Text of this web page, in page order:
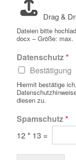
Drag &
Dateien bitte
docx – Größe: max.
Datenschutz*
Bestätigung
Hiermit bestätige
diesen zu.
Spamschutz*
12 * 13 =